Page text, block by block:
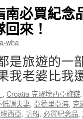
南必買紀
來！
a-wha
是旅遊的一
我老婆比
, Croatia 克羅埃西亞旅遊
低調夫妻, 亞德里亞海, 克
西亞, 帆船, 必買紀念品,